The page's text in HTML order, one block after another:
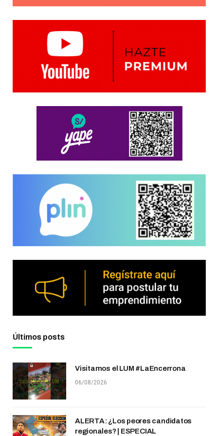
Últimos posts
Visitamos el LUM #LaEncerrona
06/08/2026
ALERTA: ¿Los peores candidatos
regionales? | ESPECIAL